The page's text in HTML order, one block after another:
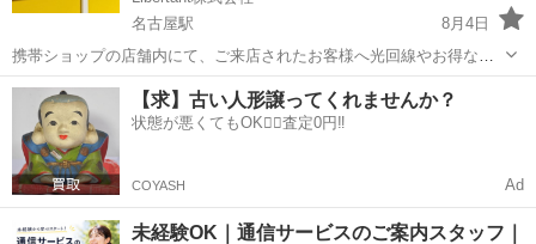
名古屋駅
8月4日
携帯ショップの店舗内にて、ご来店されたお客様へ光回線やお得な通
信プランをご案内・お申し込みサポートをするお仕事です。 ＜具体的
な業務内容＞ ・ご来店されたお客様の現在のご利用状況の確認（ヒア
リング） ・ライ...
愛知 名古屋市 名古屋駅 代理店営業 未経験
【求】古い人形譲ってくれませんか？
状態が悪くてもOK🙆‍♀️査定0円‼️
COYASH Ad
未経験OK｜通信サービスのご案内スタッフ｜